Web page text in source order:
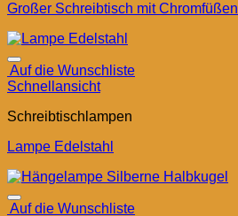
Großer Schreibtisch mit Chromfüßen
Auf die Wunschliste
Schnellansicht
Schreibtischlampen
Lampe Edelstahl
Auf die Wunschliste